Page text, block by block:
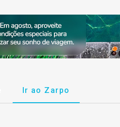
Ir ao Zarpo